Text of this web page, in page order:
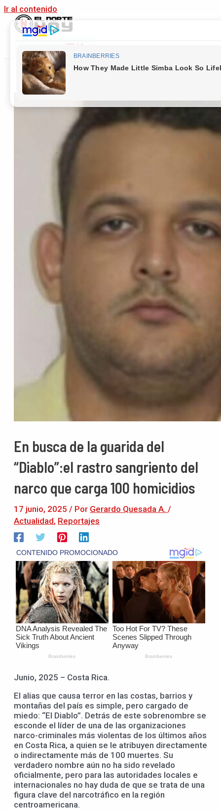
Ir al contenido
Main Menu
En busca de la guarida del
“Diablo”:el rastro sangriento del
narco que carga 100 homicidios
17 junio, 2025 / Por Gerardo Quesada A. /
Actualidad, Reportajes
Junio, 2025 – Costa Rica.
El alias que causa terror en las costas, barrios y
montañas del país es simple, pero cargado de
miedo: “El Diablo”. Detrás de este sobrenombre se
esconde el líder de una de las organizaciones
narco-criminales más violentas de los últimos años
en Costa Rica, a quien se le atribuyen directamente
o indirectamente más de 100 muertes. Su
verdadero nombre aún no ha sido revelado
oficialmente, pero para las autoridades locales e
internacionales no hay duda de que se trata de una
figura clave del narcotráfico en la región
centroamericana.